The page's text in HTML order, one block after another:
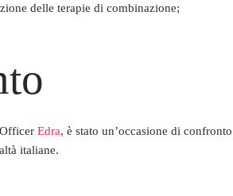
delle terapie di combinazione;
Edra, è stato un’occasione di confronto
italiane.